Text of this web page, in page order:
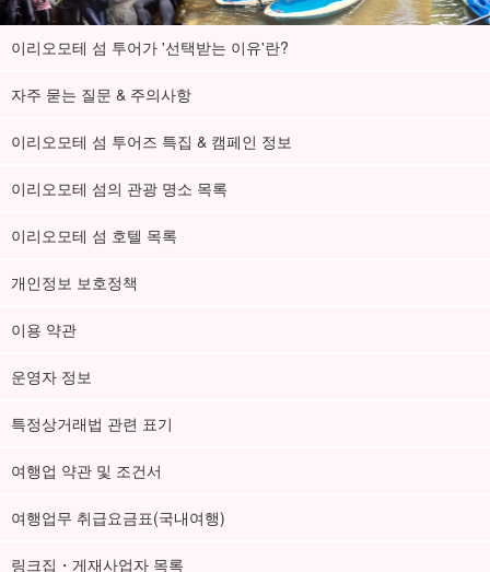
이리오모테 섬 투어가 '선택받는 이유'란?
자주 묻는 질문 & 주의사항
이리오모테 섬 투어즈 특집 & 캠페인 정보
이리오모테 섬의 관광 명소 목록
이리오모테 섬 호텔 목록
개인정보 보호정책
이용 약관
운영자 정보
특정상거래법 관련 표기
여행업 약관 및 조건서
여행업무 취급요금표(국내여행)
링크집・게재사업자 목록